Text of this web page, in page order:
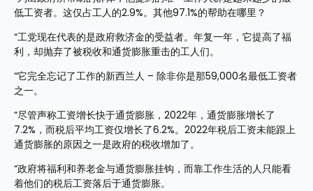
低工资者。这仅占工人的2.9%。其他97.1%的帮助在哪里？
“工党现在代表的是政府救济金的受益者。年复一年，它提高了福
利，却抛弃了被税收和通货膨胀重击的工人们。
“它完全忘记了工作的新西兰人 – 除非你是那59,000名最低工资者
之一。
“尽管声称工资增长快于通货膨胀，2022年，通货膨胀增长了
7.2%，而税后平均工资仅增长了6.2%。2022年税后工资未能跟上
通货膨胀的原因之一是政府的税收增加了。
“政府将福利和养老金与通货膨胀挂钩，而靠工作生活的人只能看
着他们的税后工资落后于通货膨胀。